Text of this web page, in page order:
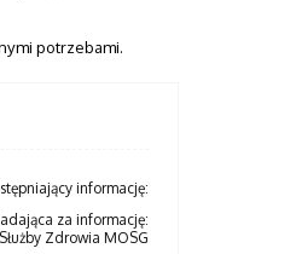
potrzebami.
informację:
za informację:
Zdrowia MOSG